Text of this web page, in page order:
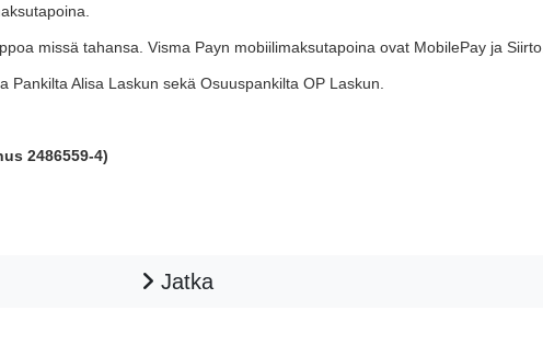
missä tahansa. Visma Payn mobiilimaksutapoina ovat MobilePay ja Siirto.
Pankilta Alisa Laskun sekä Osuuspankilta OP Laskun.
2486559-4)
Jatka